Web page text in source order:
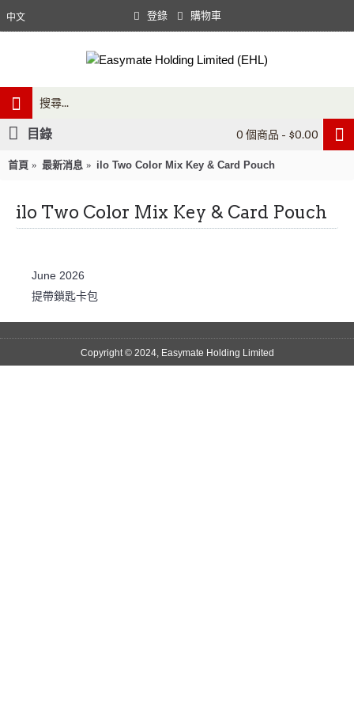
中文 登錄 購物車
0 個商品 - $0.00
目錄
首頁 最新消息 ilo Two Color Mix Key & Card Pouch
ilo Two Color Mix Key & Card Pouch
June 2026
提帶鎖匙卡包
Copyright © 2024, Easymate Holding Limited